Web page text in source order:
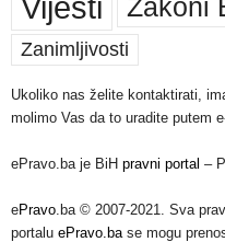
Vijesti Zakoni
Zanimljivosti
Ukoliko nas želite kontaktirati,
molimo Vas da to uradite putem
ePravo.ba je BiH pravni portal –
ePravo .ba © 2007-2021. Sva
portalu ePravo.ba se mogu